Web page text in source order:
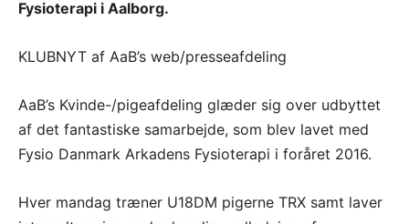
Fysioterapi i Aalborg.
KLUBNYT af AaB’s web/presseafdeling
AaB’s Kvinde-/pigeafdeling glæder sig over udbyttet
af det fantastiske samarbejde, som blev lavet med
Fysio Danmark Arkadens Fysioterapi i foråret 2016.
Hver mandag træner U18DM pigerne TRX samt laver